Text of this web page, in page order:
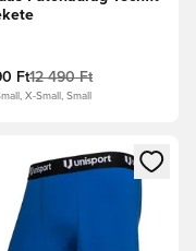
Ft12 490 Ft
X-Small, Small
vagy a tagként
egy modált a